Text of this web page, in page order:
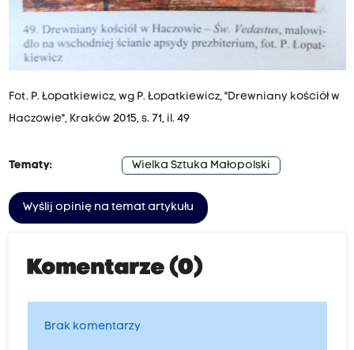
Fot. P. Łopatkiewicz, wg P. Łopatkiewicz, "Drewniany kościół w
Haczowie", Kraków 2015, s. 71, il. 49
Tematy: Wielka Sztuka Małopolski
Wyślij opinię na temat artykułu
Komentarze (0)
Brak komentarzy